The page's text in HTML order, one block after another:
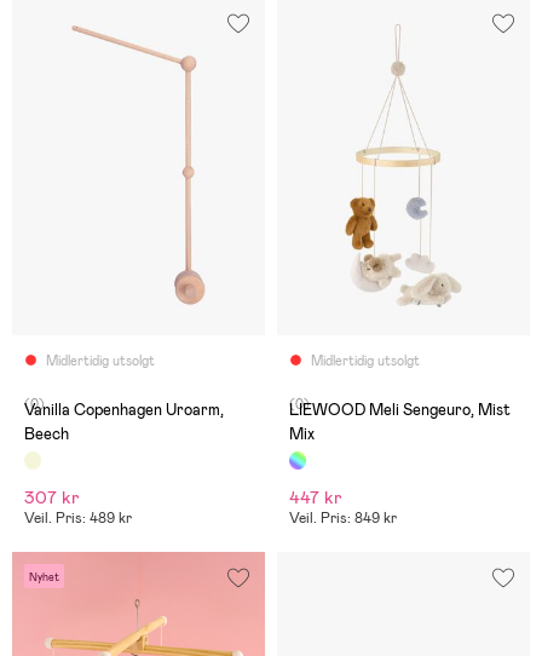
Midlertidig utsolgt
(0)
Vanilla Copenhagen Uroarm,
Beech
307 kr
Veil. Pris: 489 kr
Midlertidig utsolgt
(0)
LIEWOOD Meli Sengeuro, Mist
Mix
447 kr
Veil. Pris: 849 kr
Nyhet